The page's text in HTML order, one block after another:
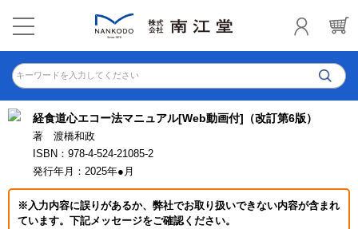
キーワードを入力してください
経食道心エコー法マニュアル[Web動画付]（改訂第6版）
著 渡橋和政
ISBN：978-4-524-21085-2
発行年月：2025年●月
※入力内容に誤りがあるか、弊社でお取り扱いできない内容が含まれ
ています。下記メッセージをご確認ください。